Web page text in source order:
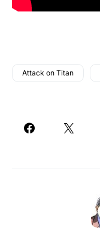
Attack on Titan